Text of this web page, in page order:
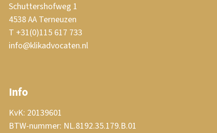
Schuttershofweg 1
4538 AA Terneuzen
T +31(0)115 617 733
info@klikadvocaten.nl
Info
KvK: 20139601
BTW-nummer: NL.8192.35.179.B.01